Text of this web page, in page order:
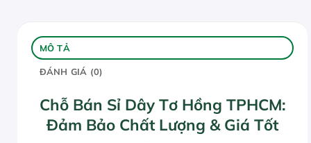
MÔ TẢ
ĐÁNH GIÁ (0)
Chỗ Bán Sỉ Dây Tơ Hồng TPHCM:
Đảm Bảo Chất Lượng & Giá Tốt